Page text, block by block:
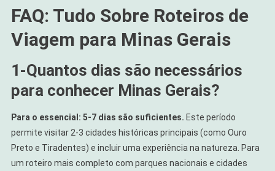
FAQ: Tudo Sobre Roteiros de
Viagem para Minas Gerais
1-Quantos dias são necessários
para conhecer Minas Gerais?
Para o essencial: 5-7 dias são suficientes. Este período
permite visitar 2-3 cidades históricas principais (como Ouro
Preto e Tiradentes) e incluir uma experiência na natureza. Para
um roteiro mais completo com parques nacionais e cidades